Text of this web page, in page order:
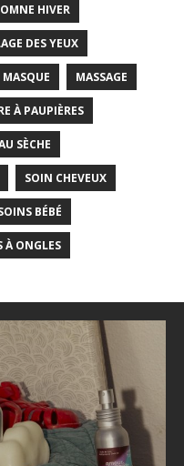
HIVER
DES YEUX
MASQUE MASSAGE
À PAUPIÈRES
SÈCHE
SOIN CHEVEUX
BÉBÉ
À ONGLES